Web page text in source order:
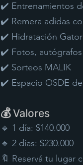
✔️ Entrenamientos
✔️ Remera adidas
✔️ Hidratación
✔️ Fotos, autógrafos
✔️ Sorteos MALIK
✔️ Espacio OSDE
💰 Valores
🔹 1 día: $140.000
🔹 2 días: $230.000
🔖 Reservá tu lugar